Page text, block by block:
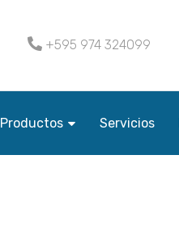
+595 974 324099
Productos Servicios